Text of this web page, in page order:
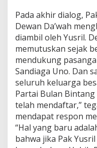
Pada akhir dialog,
Dewan Da’wah
diambil oleh Yusril.
memutuskan sejak
mendukung
Sandiaga Uno. Dan
seluruh keluarga
Partai Bulan
telah mendaftar,”
mendapat respon
“Hal yang baru
bahwa jika Pak